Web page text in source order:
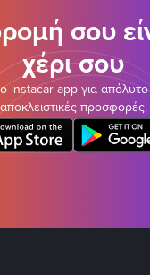
σου
χέρι σου
instacar app για απόλυτο
αποκλειστικές προσφορές.